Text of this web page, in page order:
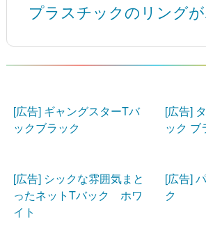
プラスチックのリングが
[広告] ギャングスターTバ
ックブラック
[広告]
ック ブ
[広告] シックな雰囲気まと
ったネットTバック ホワ
イト
[広告]
ク